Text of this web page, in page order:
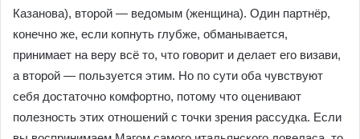
Казанова), второй — ведомым (женщина). Один партнёр,
конечно же, если копнуть глубже, обманывается,
принимает на веру всё то, что говорит и делает его визави,
а второй — пользуется этим. Но по сути оба чувствуют
себя достаточно комфортно, потому что оценивают
полезность этих отношений с точки зрения рассудка. Если